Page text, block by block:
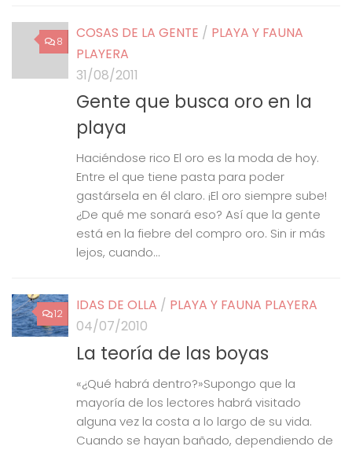
8 COSAS DE LA GENTE / PLAYA Y FAUNA
PLAYERA
31/08/2011
Gente que busca oro en la
playa
Haciéndose rico El oro es la moda de hoy.
Entre el que tiene pasta para poder
gastársela en él claro. ¡El oro siempre sube!
¿De qué me sonará eso? Así que la gente
está en la fiebre del compro oro. Sin ir más
lejos, cuando...
12 IDAS DE OLLA / PLAYA Y FAUNA PLAYERA
04/07/2010
La teoría de las boyas
«¿Qué habrá dentro?»Supongo que la
mayoría de los lectores habrá visitado
alguna vez la costa a lo largo de su vida.
Cuando se hayan bañado, dependiendo de